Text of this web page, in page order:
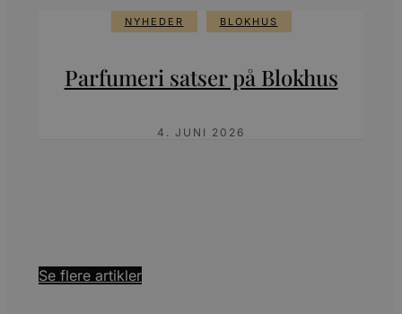
NYHEDER BLOKHUS
Parfumeri satser på Blokhus
4. JUNI 2026
Se flere artikler